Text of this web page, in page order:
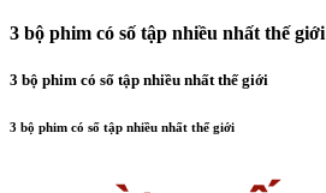
3 bộ phim có số tập nhiều nhất thế giới
3 bộ phim có số tập nhiều nhất thế giới
3 bộ phim có số tập nhiều nhất thế giới